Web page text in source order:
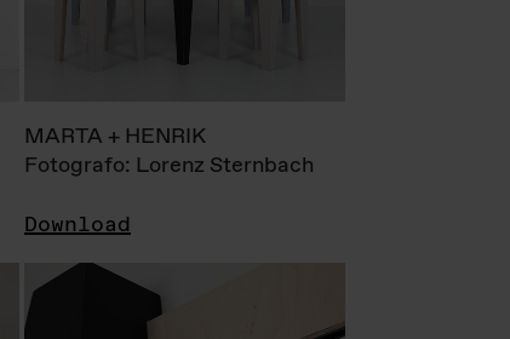
MARTA + HENRIK
Fotografo: Lorenz Sternbach
Download